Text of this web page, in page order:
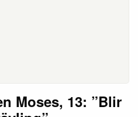
Moses, 13: ”Blir